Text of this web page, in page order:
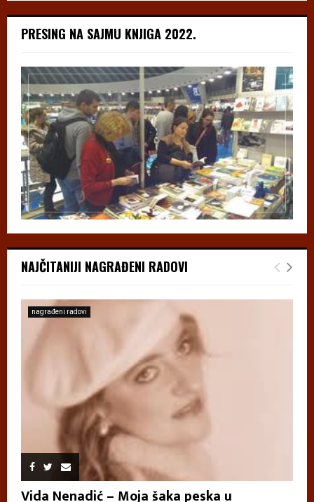
PRESING NA SAJMU KNJIGA 2022.
NAJČITANIJI NAGRAĐENI RADOVI
nagrađeni radovi
Vida Nenadić – Moja šaka peska u